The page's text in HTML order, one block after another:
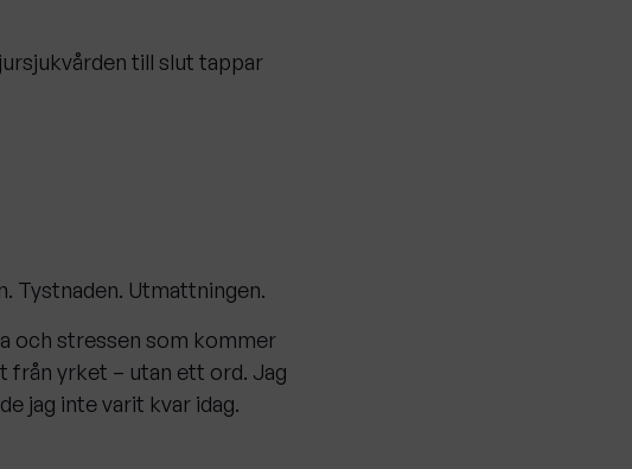
till slut tappar
Tystnaden. Utmattningen.
och stressen som kommer
från yrket – utan ett ord. Jag
jag inte varit kvar idag.